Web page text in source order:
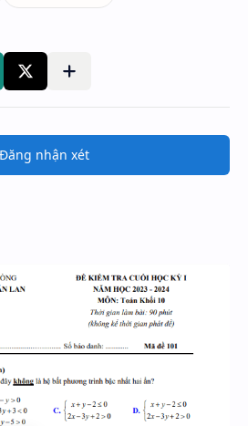
Đăng nhận xét